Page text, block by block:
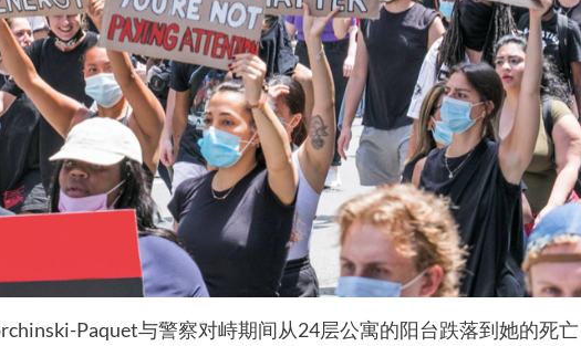
Paquet与警察对峙期间从24层公寓的阳台跌落到她的死亡